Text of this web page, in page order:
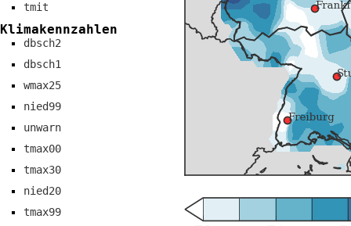
tmit
Klimakennzahlen
dbsch2
dbsch1
wmax25
nied99
unwarn
tmax00
tmax30
nied20
tmax99